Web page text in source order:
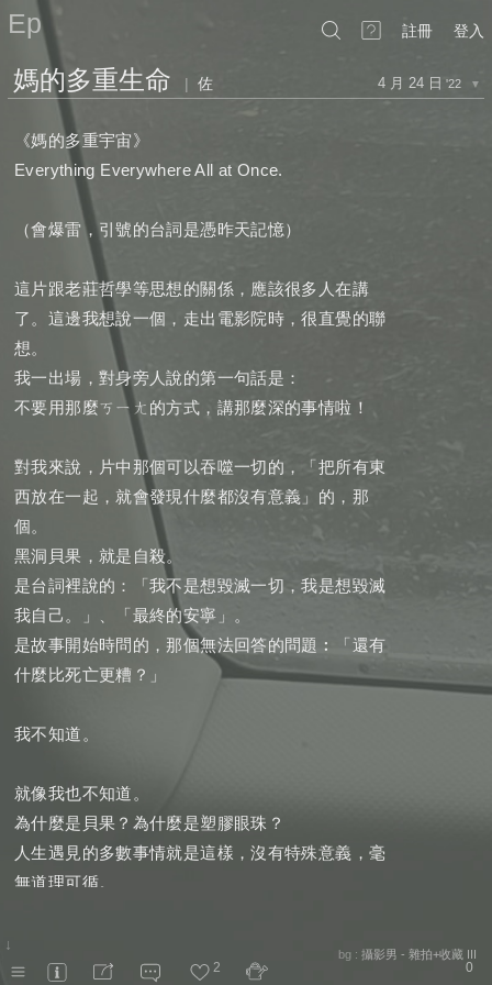
Ep 註冊 登入
媽的多重生命 | 佐 4 月 24 日 '22 ▼
《媽的多重宇宙》
Everything Everywhere All at Once.
（會爆雷，引號的台詞是憑昨天記憶）
這片跟老莊哲學等思想的關係，應該很多人在講
了。這邊我想說一個，走出電影院時，很直覺的聯
想。
我一出場，對身旁人說的第一句話是：
不要用那麼ㄎㄧㄤ的方式，講那麼深的事情啦！
對我來說，片中那個可以吞噬一切的，「把所有東
西放在一起，就會發現什麼都沒有意義」的，那
個。
黑洞貝果，就是自殺。
是台詞裡說的：「我不是想毀滅一切，我是想毀滅
我自己。」、「最終的安寧」。
是故事開始時問的，那個無法回答的問題︰「還有
什麼比死亡更糟？」
我不知道。
就像我也不知道。
為什麼是貝果？為什麼是塑膠眼珠？
人生遇見的多數事情就是這樣，沒有特殊意義，毫
無道理可循。
可是，當它們全部串在一起時還真的滿有趣的。
bg : 攝影男 - 雜拍+收藏 III
↓
2 0